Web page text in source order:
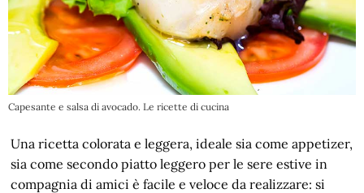
Capesante e salsa di avocado. Le ricette di cucina
Una ricetta colorata e leggera, ideale sia come appetizer,
sia come secondo piatto leggero per le sere estive in
compagnia di amici è facile e veloce da realizzare: si